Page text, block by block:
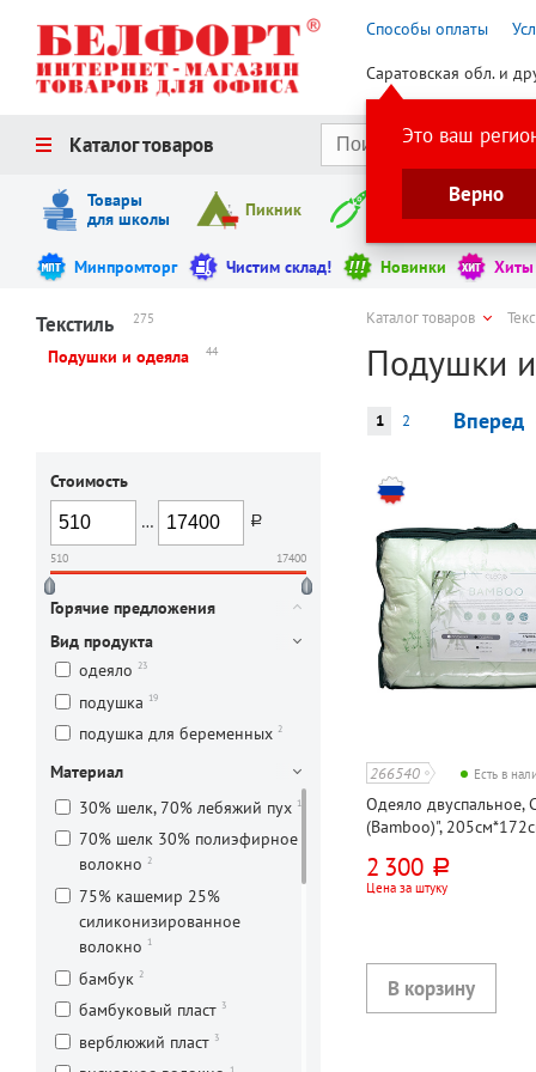
Способы оплаты
Саратовская обл. и
Это ваш
Верно
Каталог товаров
Товары
для школы
Пикник Инструменты
Минпромторг Чистим склад! Новинки Хиты
Текстиль 275
Подушки и одеяла 44
Стоимость
…
руб.
510 17400
Горячие предложения
Вид продукта
одеяло 23
подушка 19
подушка для беременных 2
Материал
30% шелк, 70% лебяжий пух 1
70% шелк 30% полиэфирное
волокно 2
75% кашемир 25%
силиконизированное
волокно 1
бамбук 2
бамбуковый пласт 3
верблюжий пласт 3
1
Каталог товаров
Подушки
Вперед
1 2
266540 Есть в
Одеяло двуспальное,
(Bamboo)",
бамбуковый пласт
2 300 руб.
Цена за штуку